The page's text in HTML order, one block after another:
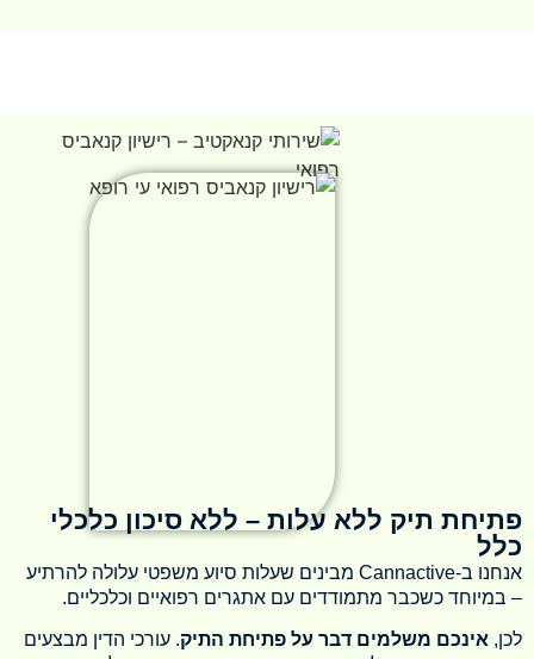
פתיחת תיק ללא עלות – ללא סיכון כלכלי
כלל
אנחנו ב-Cannactive מבינים שעלות סיוע משפטי עלולה להרתיע
– במיוחד כשכבר מתמודדים עם אתגרים רפואיים וכלכליים.
לכן, אינכם משלמים דבר על פתיחת התיק. עורכי הדין מבצעים